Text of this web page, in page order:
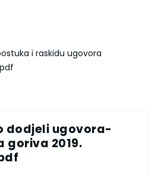
i raskidu ugovora
dodjeli ugovora-
goriva 2019.